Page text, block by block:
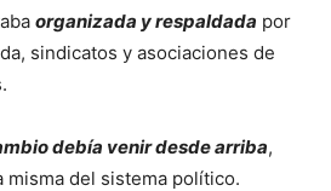
organizada y respaldada por
sindicatos y asociaciones de
debía venir desde arriba,
del sistema político.